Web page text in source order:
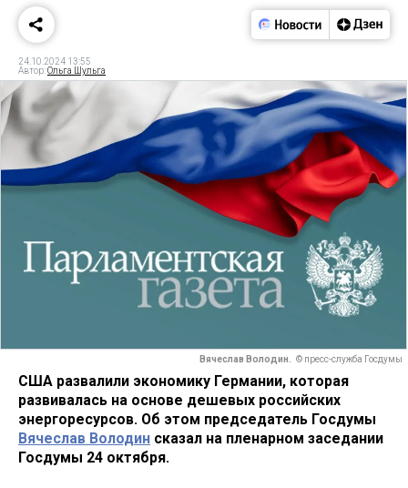
24.10.2024 13:55
Автор:Ольга Шульга
Вячеслав Володин. © пресс-служба Госдумы
США развалили экономику Германии, которая
развивалась на основе дешевых российских
энергоресурсов. Об этом председатель Госдумы
Вячеслав Володин сказал на пленарном заседании
Госдумы 24 октября.